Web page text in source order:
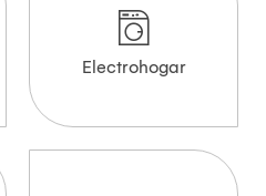
Electrohogar